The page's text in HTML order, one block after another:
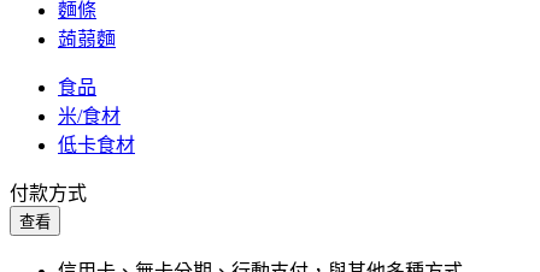
麵條
蒟蒻麵
食品
米/食材
低卡食材
付款方式
查看